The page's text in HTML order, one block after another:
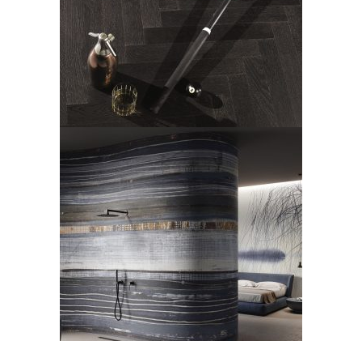
LEGGI TUTTO
Collection X- Glamora
LEGGI TUTTO